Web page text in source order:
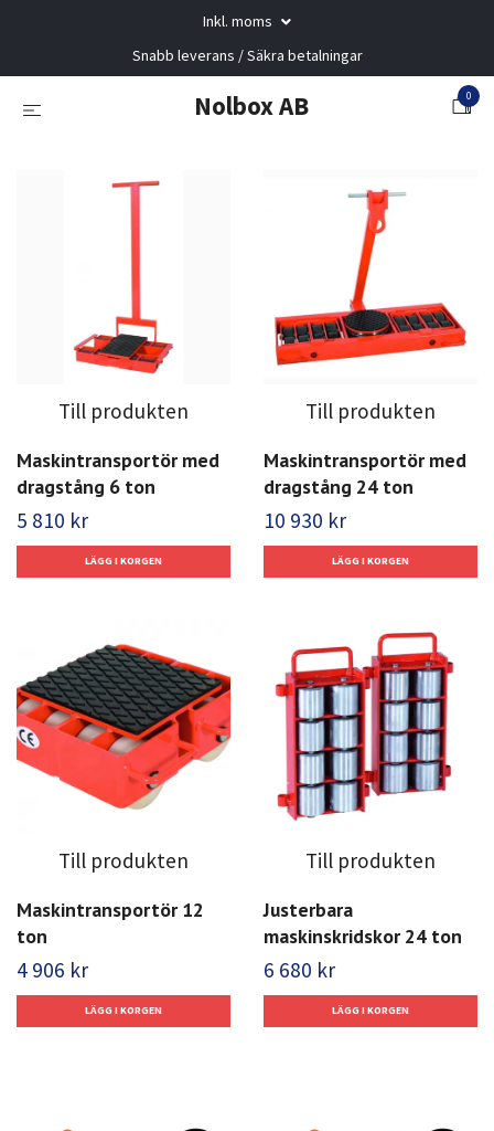
Inkl. moms
Snabb leverans / Säkra betalningar
Nolbox AB 0
Till produkten
Maskintransportör med
dragstång 6 ton
5 810 kr
Till produkten
Maskintransportör med
dragstång 24 ton
10 930 kr
Till produkten
Maskintransportör 12
ton
4 906 kr
Till produkten
Justerbara
maskinskridskor 24 ton
6 680 kr